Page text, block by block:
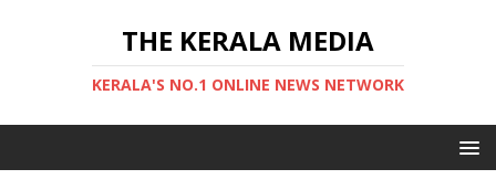
THE KERALA MEDIA
KERALA'S NO.1 ONLINE NEWS NETWORK